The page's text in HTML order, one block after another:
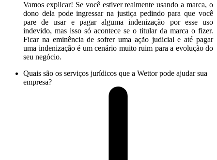
Vamos explicar! Se você estiver realmente usando a marca, o
dono dela pode ingressar na justiça pedindo para que você
pare de usar e pagar alguma indenização por esse uso
indevido, mas isso só acontece se o titular da marca o fizer.
Ficar na eminência de sofrer uma ação judicial e até pagar
uma indenização é um cenário muito ruim para a evolução do
seu negócio.
Quais são os serviços jurídicos que a Wettor pode ajudar sua
empresa?